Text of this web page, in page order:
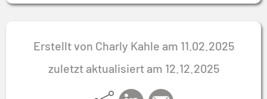
Erstellt von Charly Kahle am 11.02.2025
zuletzt aktualisiert am 12.12.2025